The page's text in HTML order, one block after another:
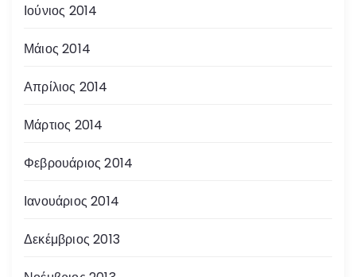
Ιούνιος 2014
Μάιος 2014
Απρίλιος 2014
Μάρτιος 2014
Φεβρουάριος 2014
Ιανουάριος 2014
Δεκέμβριος 2013